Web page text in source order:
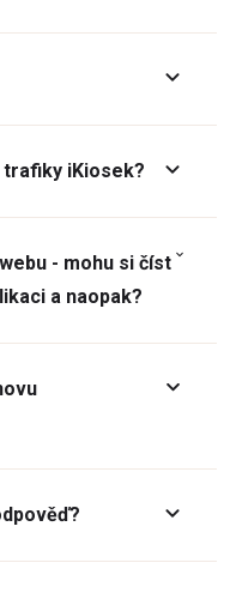
iKiosek?
- mohu si číst
a naopak?